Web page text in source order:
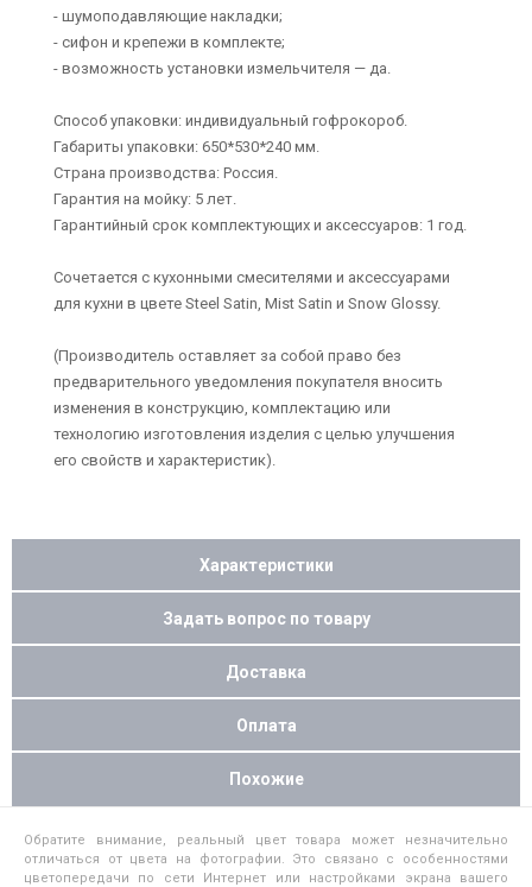
- шумоподавляющие накладки;
- сифон и крепежи в комплекте;
- возможность установки измельчителя — да.
Способ упаковки: индивидуальный гофрокороб.
Габариты упаковки: 650*530*240 мм.
Страна производства: Россия.
Гарантия на мойку: 5 лет.
Гарантийный срок комплектующих и аксессуаров: 1 год.
Сочетается с кухонными смесителями и аксессуарами
для кухни в цвете Steel Satin, Mist Satin и Snow Glossy.
(Производитель оставляет за собой право без
предварительного уведомления покупателя вносить
изменения в конструкцию, комплектацию или
технологию изготовления изделия с целью улучшения
его свойств и характеристик).
Характеристики
Задать вопрос по товару
Доставка
Оплата
Похожие
Обратите внимание, реальный цвет товара может незначительно
отличаться от цвета на фотографии. Это связано с особенностями
цветопередачи по сети Интернет или настройками экрана вашего